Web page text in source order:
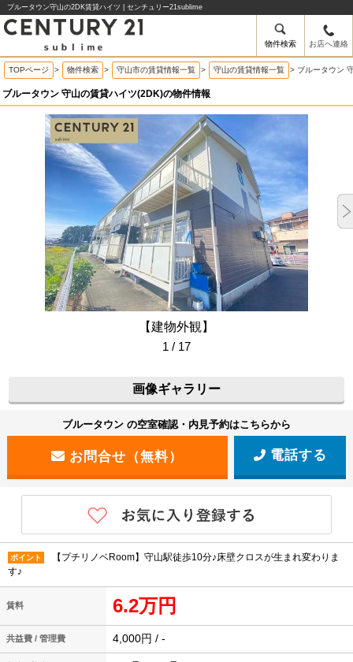
ブルータウン守山の2DK賃貸ハイツ | センチュリー21sublime
物件検索 お店へ連絡
TOPページ > 物件検索 > 守山市の賃貸情報一覧 > 守山の賃貸情報一覧 > ブルータウン
ブルータウン 守山の賃貸ハイツ(2DK)の物件情報
【建物外観】
1 / 17
画像ギャラリー
ブルータウン の空室確認・内見予約はこちらから
電話する
ポイント
【プチリノベRoom】守山駅徒歩10分♪床壁クロスが生まれ変わりま
す♪
賃料 6.2万円
共益費 / 管理費 4,000円 / -